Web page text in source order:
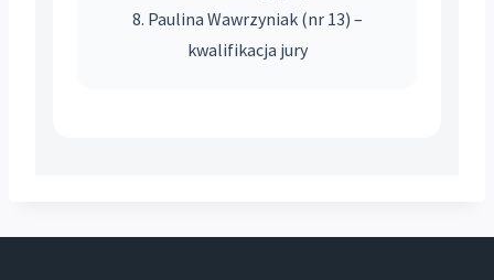
8. Paulina Wawrzyniak (nr 13) –
kwalifikacja jury